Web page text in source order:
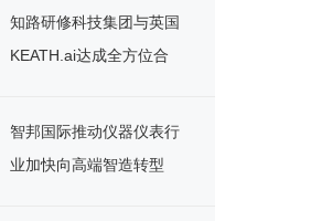
知路研修科技集团与英国
KEATH.ai达成全方位合
智邦国际推动仪器仪表行
业加快向高端智造转型